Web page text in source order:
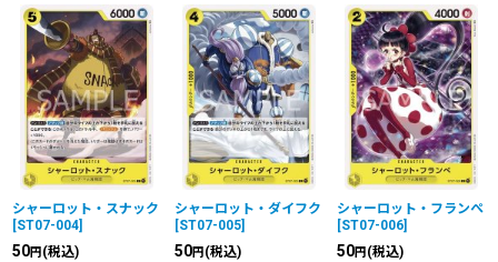
シャーロット・スナック
[ST07-004]
50円 (税込)
シャーロット・ダイフク
[ST07-005]
50円 (税込)
シャーロット・フランぺ
[ST07-006]
50円 (税込)